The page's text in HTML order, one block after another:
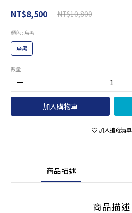
NT$8,500 NT$10,800
顏色 : 烏黑
烏黑
數量
加入購物車
加入追蹤清單
商品描述
商品描述